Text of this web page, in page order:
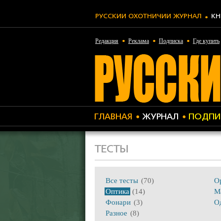
РУССКИЙ ОХОТНИЧИЙ ЖУРНАЛ
Редакция Реклама Подписка Где купить
ГЛАВНАЯ ЖУРНАЛ
ТЕСТЫ
Все тесты (70)
Оптика (14)
Фонари (3)
Разное (8)